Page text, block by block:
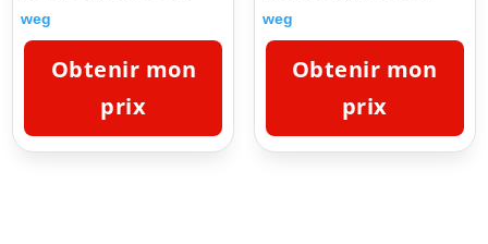
weg
Obtenir mon
prix
weg
Obtenir mon
prix